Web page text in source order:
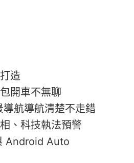
造
開車不無聊
航導航清楚不走錯
、科技執法預警
Android Auto